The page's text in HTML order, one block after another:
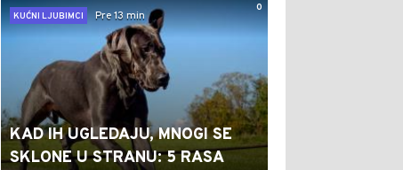
0
KUĆNI LJUBIMCI
Pre 13 min
KAD IH UGLEDAJU, MNOGI SE
SKLONE U STRANU: 5 RASA